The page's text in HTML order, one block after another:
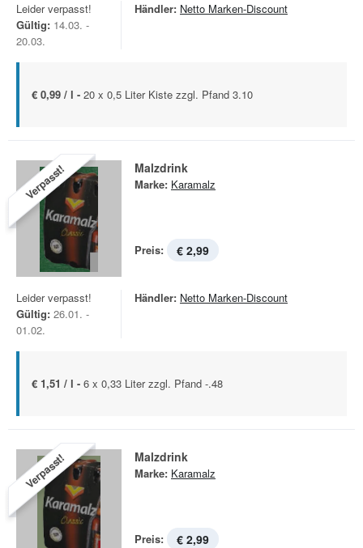
Leider verpasst!
Gültig: 14.03. -
20.03.
Händler: Netto Marken-Discount
€ 0,99 / l - 20 x 0,5 Liter Kiste zzgl. Pfand 3.10
Verpasst! Malzdrink
Marke: Karamalz
Preis: € 2,99
Leider verpasst!
Gültig: 26.01. -
01.02.
Händler: Netto Marken-Discount
€ 1,51 / l - 6 x 0,33 Liter zzgl. Pfand -.48
Verpasst! Malzdrink
Marke: Karamalz
Preis: € 2,99